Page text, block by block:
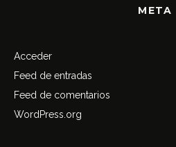
META
Acceder
Feed de entradas
Feed de comentarios
WordPress.org